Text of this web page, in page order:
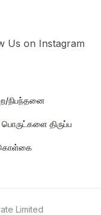
நிபந்தனை
திருப்ப
கொள்கை
Limited